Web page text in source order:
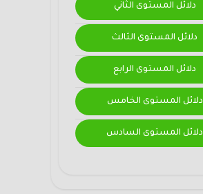
دلائل المستوى الثاني
دلائل المستوى الثالث
دلائل المستوى الرابع
دلائل المستوى الخامس
دلائل المستوى السادس